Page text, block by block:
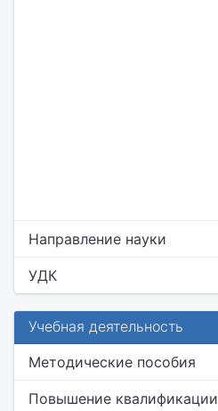
Направление науки
УДК
Учебная деятельность
Методические пособия
Повышение квалификации